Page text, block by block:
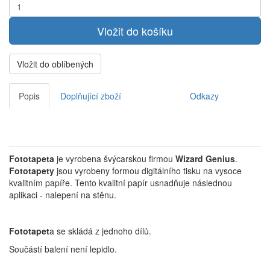
Vložit do oblíbených
Popis Doplňující zboží Odkazy
Fototapeta je vyrobena švýcarskou firmou Wizard Genius.
Fototapety jsou vyrobeny formou digitálního tisku na vysoce
kvalitním papíře. Tento kvalitní papír usnadňuje následnou
aplikaci - nalepení na stěnu.
Fototapeta se skládá z jednoho dílů.
Součástí balení není lepidlo.